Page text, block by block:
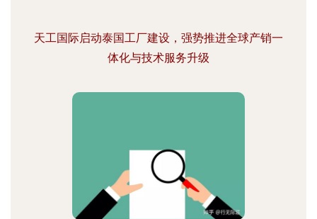
天工国际启动泰国工厂建设，强势推进全球产销一
体化与技术服务升级